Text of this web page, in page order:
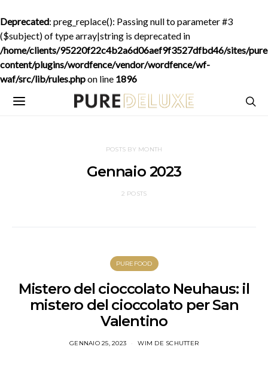
Deprecated: preg_replace(): Passing null to parameter #3
($subject) of type array|string is deprecated in
/home/clients/95220f22c4b2a6d06aef9f3527dfbd46/sites/
content/plugins/wordfence/vendor/wordfence/wf-
waf/src/lib/rules.phpon line 1896
POSTS BY MONTH
Gennaio 2023
2 POSTS
PUREFOOD
Mistero del cioccolato Neuhaus: il
mistero del cioccolato per San
Valentino
GENNAIO 25, 2023 WIM DE SCHUTTER